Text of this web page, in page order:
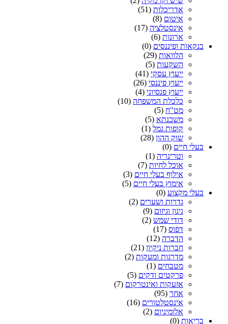
אדריכלות (51)
איטום (8)
אינסטלציה (17)
ארונות (6)
בנקאות ופיננסים (0)
הלוואות (29)
השקעות (5)
ייעוץ עסקי (41)
ייעוץ פיננסי (26)
ייעוץ פנסיוני (4)
כלכלת המשפחה (10)
מט"ח (5)
משכנתא (5)
קופות גמל (1)
שוק ההון (28)
בעלי חיים (0)
וטרינריה (1)
אוכל לחיות (7)
אילוף בעלי חיים (3)
אימוץ בעלי חיים (5)
בעלי מקצוע (0)
גדרות ושערים (2)
גינון וגיזום (9)
דודי שמש (2)
דפוס (17)
הדברה (12)
חברות ניקיון (21)
מדרגות ומעקות (2)
מטבחים (1)
פרקטים ודקים (5)
אזעקות ואינטרקום (7)
אחר (95)
אינסטלטורים (16)
אלומיניום (2)
בריאות (0)